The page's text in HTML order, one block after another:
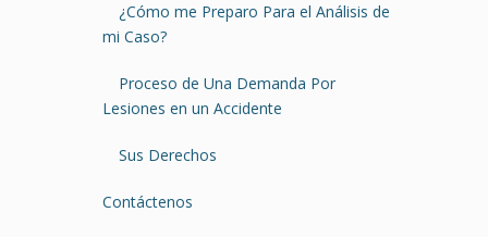
¿Cómo me Preparo Para el Análisis de
mi Caso?
Proceso de Una Demanda Por
Lesiones en un Accidente
Sus Derechos
Contáctenos